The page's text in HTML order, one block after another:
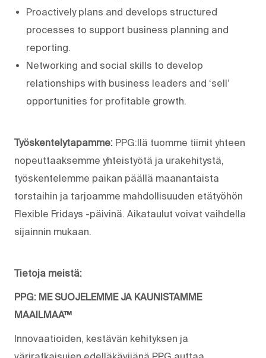
Proactively plans and develops structured
processes to support business planning and
reporting.
Networking and social skills to develop
relationships with business leaders and ‘sell’
opportunities for profitable growth.
Työskentelytapamme: PPG:llä tuomme tiimit yhteen
nopeuttaaksemme yhteistyötä ja urakehitystä,
työskentelemme paikan päällä maanantaista
torstaihin ja tarjoamme mahdollisuuden etätyöhön
Flexible Fridays -päivinä. Aikataulut voivat vaihdella
sijainnin mukaan.
Tietoja meistä:
PPG: ME SUOJELEMME JA KAUNISTAMME
MAAILMAA™
Innovaatioiden, kestävän kehityksen ja